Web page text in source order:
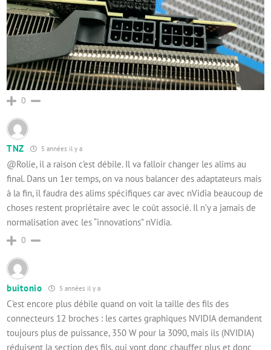
0
TNZ 5 années il y a
@Rolie, il a raison c’est débile. Il va falloir changer les alims au
final. Dans un 1er temps, on va nous balancer des adaptateurs mais
à la fin, il faudra des alims spécifiques car avec nVidia beaucoup de
choses restent propriétaire avec le coût associé. Il n’y a jamais de
normalisation avec les “innovations” nVidia.
0
buitonio 5 années il y a
C’est encore plus débile quand on voit la taille des fils des
connecteurs 12 broches : les cartes graphiques NVIDIA demandent
toujours plus de puissance, 350 W pour la 3090, mais ils (NVIDIA)
réduisent la section des fils, qui vont donc chauffer plus et donc